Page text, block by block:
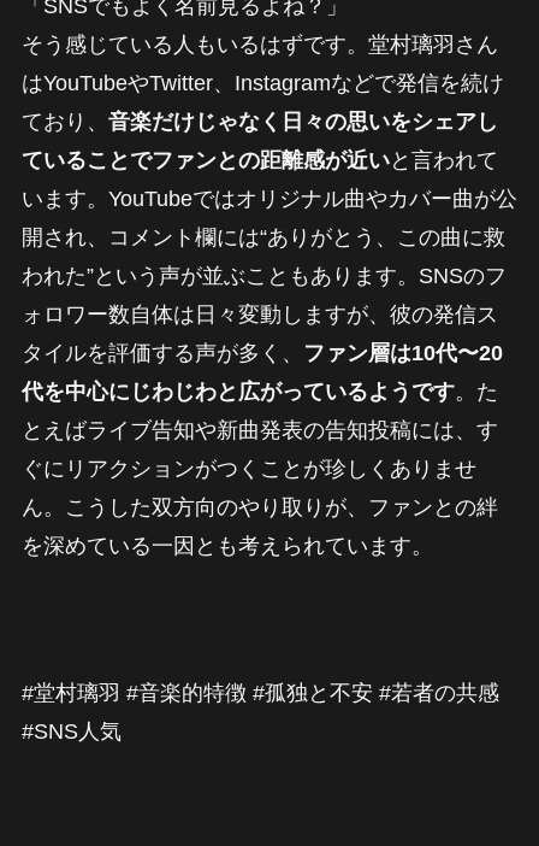
「SNSでもよく名前見るよね？」
そう感じている人もいるはずです。堂村璃羽さん
はYouTubeやTwitter、Instagramなどで発信を続け
ており、 音楽だけじゃなく日々の思いをシェアし
ていることでファンとの距離感が近いと言われて
います。YouTubeではオリジナル曲やカバー曲が公
開され、コメント欄には“ありがとう、この曲に救
われた”という声が並ぶこともあります。SNSのフ
ォロワー数自体は日々変動しますが、彼の発信ス
タイルを評価する声が多く、
ファン層は10代〜20
代を中心にじわじわと広がっているようです。た
とえばライブ告知や新曲発表の告知投稿には、す
ぐにリアクションがつくことが珍しくありませ
ん。こうした双方向のやり取りが、ファンとの絆
を深めている一因とも考えられています。
#堂村璃羽 #音楽的特徴 #孤独と不安 #若者の共感
#SNS人気